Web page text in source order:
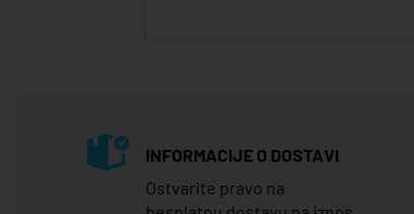
INFORMACIJE O DOSTAVI
Ostvarite pravo na